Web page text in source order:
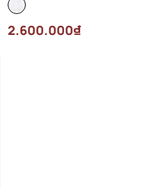
001 Màu Trắng
2.600.000₫